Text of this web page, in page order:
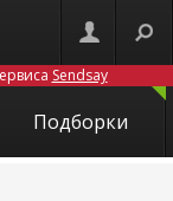
Sendsay
Подборки